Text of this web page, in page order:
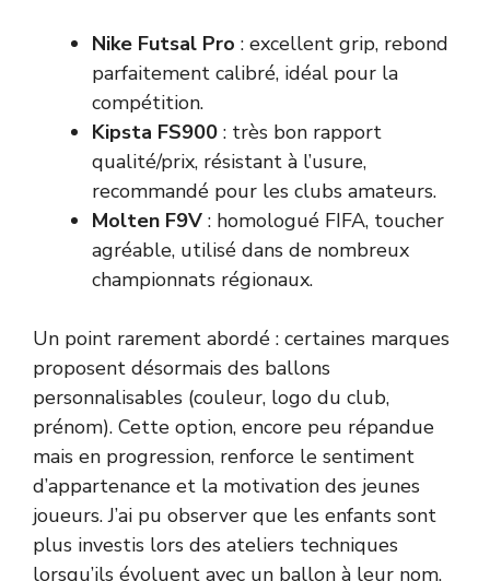
Nike Futsal Pro : excellent grip, rebond
parfaitement calibré, idéal pour la
compétition.
Kipsta FS900 : très bon rapport
qualité/prix, résistant à l’usure,
recommandé pour les clubs amateurs.
Molten F9V : homologué FIFA, toucher
agréable, utilisé dans de nombreux
championnats régionaux.
Un point rarement abordé : certaines marques
proposent désormais des ballons
personnalisables (couleur, logo du club,
prénom). Cette option, encore peu répandue
mais en progression, renforce le sentiment
d’appartenance et la motivation des jeunes
joueurs. J’ai pu observer que les enfants sont
plus investis lors des ateliers techniques
lorsqu’ils évoluent avec un ballon à leur nom.